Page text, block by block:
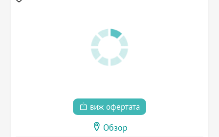
виж офертата
Обзор